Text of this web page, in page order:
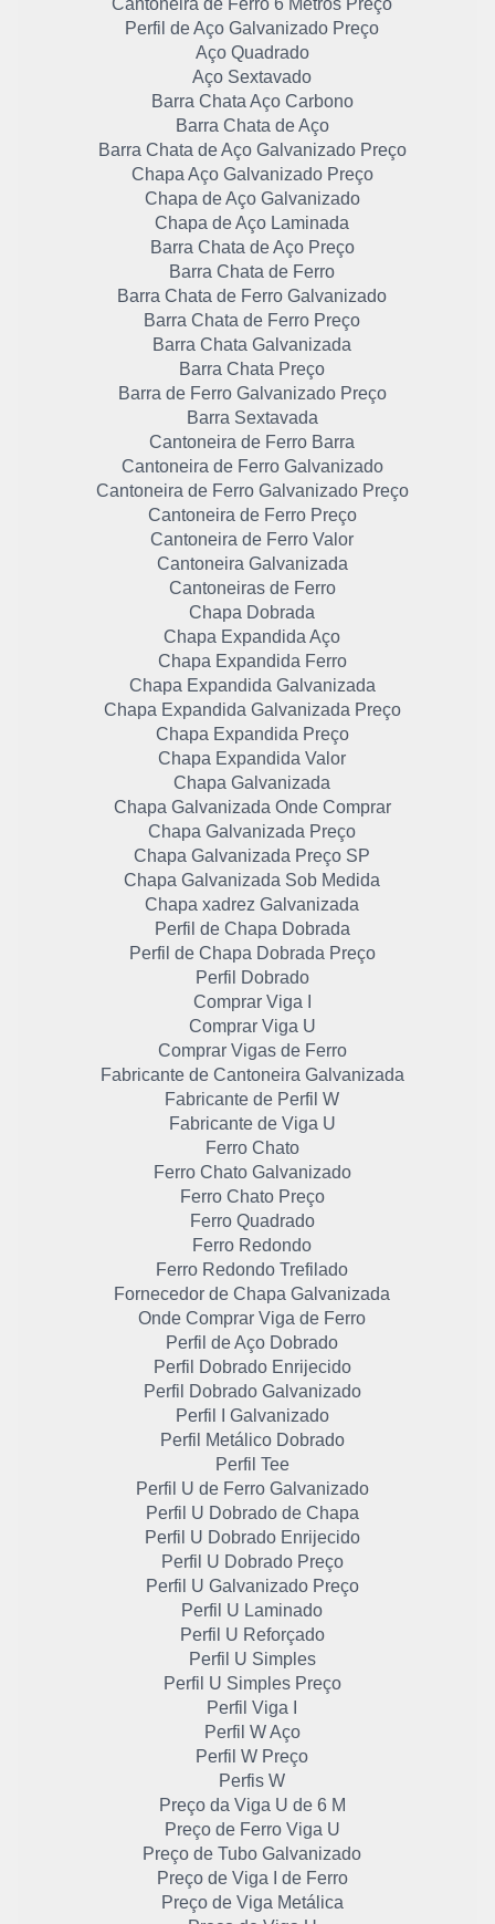
Cantoneira de Ferro 6 Metros Preço
Perfil de Aço Galvanizado Preço
Aço Quadrado
Aço Sextavado
Barra Chata Aço Carbono
Barra Chata de Aço
Barra Chata de Aço Galvanizado Preço
Chapa Aço Galvanizado Preço
Chapa de Aço Galvanizado
Chapa de Aço Laminada
Barra Chata de Aço Preço
Barra Chata de Ferro
Barra Chata de Ferro Galvanizado
Barra Chata de Ferro Preço
Barra Chata Galvanizada
Barra Chata Preço
Barra de Ferro Galvanizado Preço
Barra Sextavada
Cantoneira de Ferro Barra
Cantoneira de Ferro Galvanizado
Cantoneira de Ferro Galvanizado Preço
Cantoneira de Ferro Preço
Cantoneira de Ferro Valor
Cantoneira Galvanizada
Cantoneiras de Ferro
Chapa Dobrada
Chapa Expandida Aço
Chapa Expandida Ferro
Chapa Expandida Galvanizada
Chapa Expandida Galvanizada Preço
Chapa Expandida Preço
Chapa Expandida Valor
Chapa Galvanizada
Chapa Galvanizada Onde Comprar
Chapa Galvanizada Preço
Chapa Galvanizada Preço SP
Chapa Galvanizada Sob Medida
Chapa xadrez Galvanizada
Perfil de Chapa Dobrada
Perfil de Chapa Dobrada Preço
Perfil Dobrado
Comprar Viga I
Comprar Viga U
Comprar Vigas de Ferro
Fabricante de Cantoneira Galvanizada
Fabricante de Perfil W
Fabricante de Viga U
Ferro Chato
Ferro Chato Galvanizado
Ferro Chato Preço
Ferro Quadrado
Ferro Redondo
Ferro Redondo Trefilado
Fornecedor de Chapa Galvanizada
Onde Comprar Viga de Ferro
Perfil de Aço Dobrado
Perfil Dobrado Enrijecido
Perfil Dobrado Galvanizado
Perfil I Galvanizado
Perfil Metálico Dobrado
Perfil Tee
Perfil U de Ferro Galvanizado
Perfil U Dobrado de Chapa
Perfil U Dobrado Enrijecido
Perfil U Dobrado Preço
Perfil U Galvanizado Preço
Perfil U Laminado
Perfil U Reforçado
Perfil U Simples
Perfil U Simples Preço
Perfil Viga I
Perfil W Aço
Perfil W Preço
Perfis W
Preço da Viga U de 6 M
Preço de Ferro Viga U
Preço de Tubo Galvanizado
Preço de Viga I de Ferro
Preço de Viga Metálica